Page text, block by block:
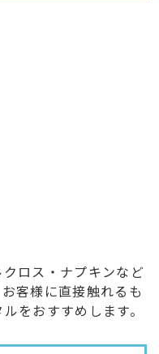
ロス・ナプキンなど
客様に直接触れるも
をおすすめします。